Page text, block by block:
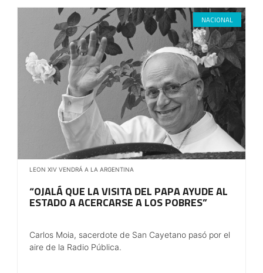
NACIONAL
LEON XIV VENDRÁ A LA ARGENTINA
“OJALÁ QUE LA VISITA DEL PAPA AYUDE AL
ESTADO A ACERCARSE A LOS POBRES”
Carlos Moia, sacerdote de San Cayetano pasó por el
aire de la Radio Pública.